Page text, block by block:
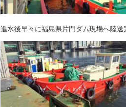
進水後早々に福島県片門ダム現場へ陸送